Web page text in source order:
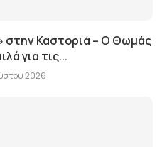
στην Καστοριά – Ο Θωμάς
για τις...
2026